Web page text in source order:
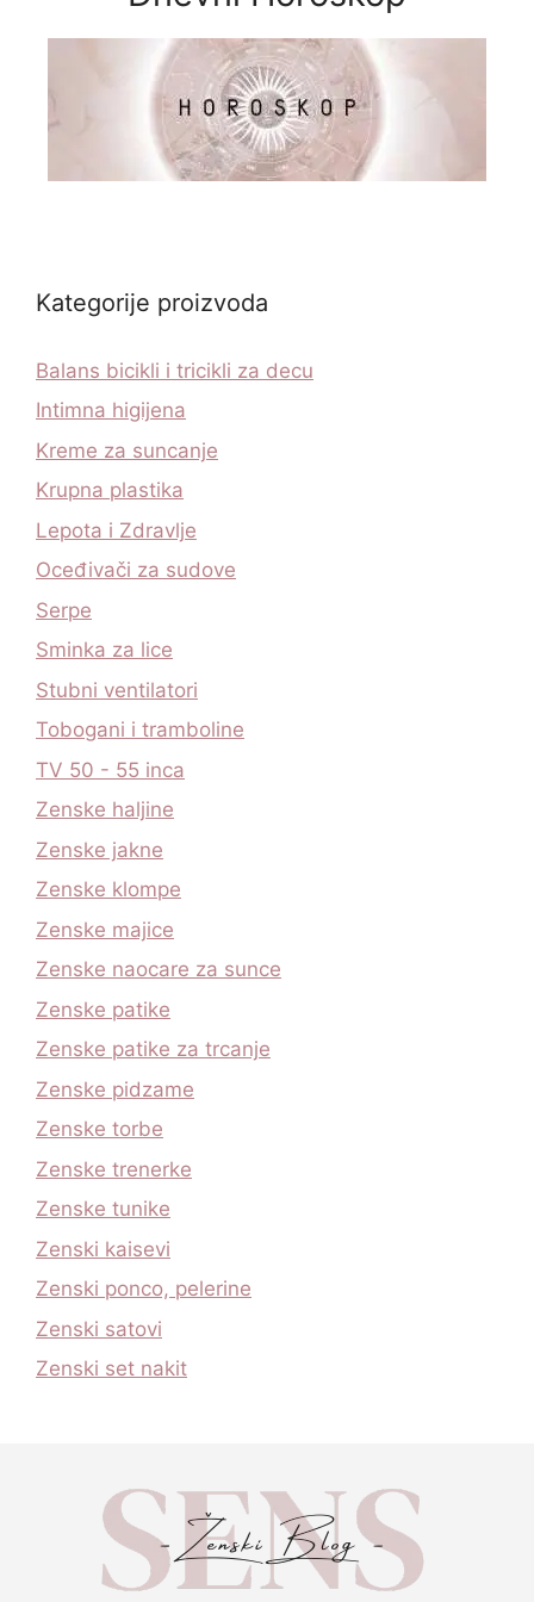
Kategorije proizvoda
Balans bicikli i tricikli za decu
Intimna higijena
Kreme za suncanje
Krupna plastika
Lepota i Zdravlje
Oceđivači za sudove
Serpe
Sminka za lice
Stubni ventilatori
Tobogani i tramboline
TV 50 - 55 inca
Zenske haljine
Zenske jakne
Zenske klompe
Zenske majice
Zenske naocare za sunce
Zenske patike
Zenske patike za trcanje
Zenske pidzame
Zenske torbe
Zenske trenerke
Zenske tunike
Zenski kaisevi
Zenski ponco, pelerine
Zenski satovi
Zenski set nakit